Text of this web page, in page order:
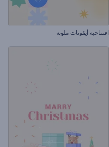
افتتاحية أيقونات ملونة